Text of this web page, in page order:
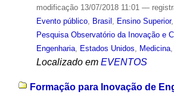
modificação13/07/2018 11:01 —
Evento público, Brasil Ensino Superior,
Pesquisa Observatório da Inovação e
Engenharia, Estados Unidos Medicina,
Localizado em EVENTOS
Formação para Inovação de